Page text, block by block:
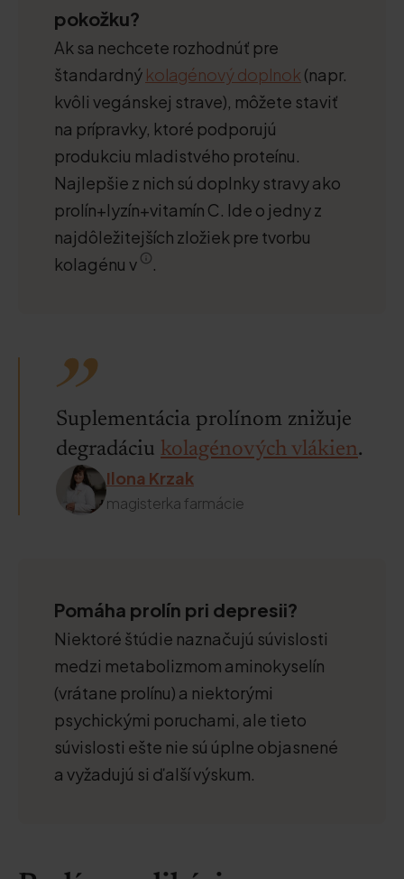
pokožku?
Ak sa nechcete rozhodnúť pre
štandardný kolagénový doplnok (napr.
kvôli vegánskej strave), môžete staviť
na prípravky, ktoré podporujú
produkciu mladistvého proteínu.
Najlepšie z nich sú doplnky stravy ako
prolín+lyzín+vitamín C. Ide o jedny z
najdôležitejších zložiek pre tvorbu
kolagénu v
.
Suplementácia prolínom znižuje
degradáciu kolagénových vlákien.
Ilona Krzak
magisterka farmácie
Pomáha prolín pri depresii?
Niektoré štúdie naznačujú súvislosti
medzi metabolizmom aminokyselín
(vrátane prolínu) a niektorými
psychickými poruchami, ale tieto
súvislosti ešte nie sú úplne objasnené
a vyžadujú si ďalší výskum.